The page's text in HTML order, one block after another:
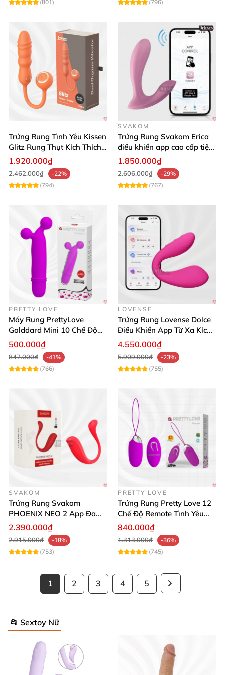
(801)
(796)
Trứng Rung Tình Yêu Kissen
Glitz Rung Thụt Kích Thích
Mua Ngay
1.920.000₫
2.462.000₫
-22%
(794)
SVAKOM
Trứng Rung Svakom Erica
điều khiển app cao cấp tiện
lợi
1.850.000₫
2.606.000₫
-29%
(767)
PRETTY LOVE
Máy Rung PrettyLove
Golddard Mini 10 Chế Độ
Kích Thích Cực Sướng
500.000₫
847.000₫
-41%
(766)
LOVENSE
Trứng Rung Lovense Dolce
Điều Khiển App Từ Xa Kích
Thích
4.550.000₫
5.909.000₫
-23%
(755)
SVAKOM
Trứng Rung Svakom
PHOENIX NEO 2 App Đa
Chức Năng Hấp Dẫn
2.390.000₫
2.915.000₫
-18%
(753)
PRETTY LOVE
Trứng Rung Pretty Love 12
Chế Độ Remote Tình Yêu
Kích Thích
840.000₫
1.313.000₫
-36%
(745)
1 2 3 4 5
📂 Sextoy Nữ